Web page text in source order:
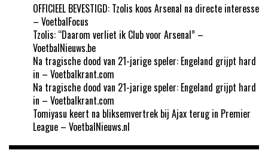
OFFICIEEL BEVESTIGD: Tzolis koos Arsenal na directe interesse
– VoetbalFocus
Tzolis: “Daarom verliet ik Club voor Arsenal” –
VoetbalNieuws.be
Na tragische dood van 21-jarige speler: Engeland grijpt hard
in – Voetbalkrant.com
Na tragische dood van 21-jarige speler: Engeland grijpt hard
in – Voetbalkrant.com
Tomiyasu keert na bliksemvertrek bij Ajax terug in Premier
League – VoetbalNieuws.nl